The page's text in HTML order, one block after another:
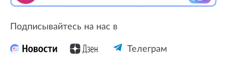
Подписывайтесь на нас в
Телеграм